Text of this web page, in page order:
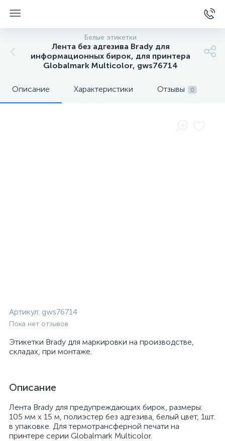
Белые этикетки
Лента без адгезива Brady для
информационных бирок, для принтера
Globalmark Multicolor, gws76714
Описание Характеристики Отзывы 0
Артикул: gws76714
Пока нет отзывов
Этикетки Brady для маркировки на производстве,
складах, при монтаже.
Описание
Лента Brady для предупреждающих бирок, размеры:
105 мм x 15 м, полиэстер без адгезива, белый цвет, 1шт.
в упаковке. Для термотрансферной печати на
принтере серии Globalmark Multicolor.